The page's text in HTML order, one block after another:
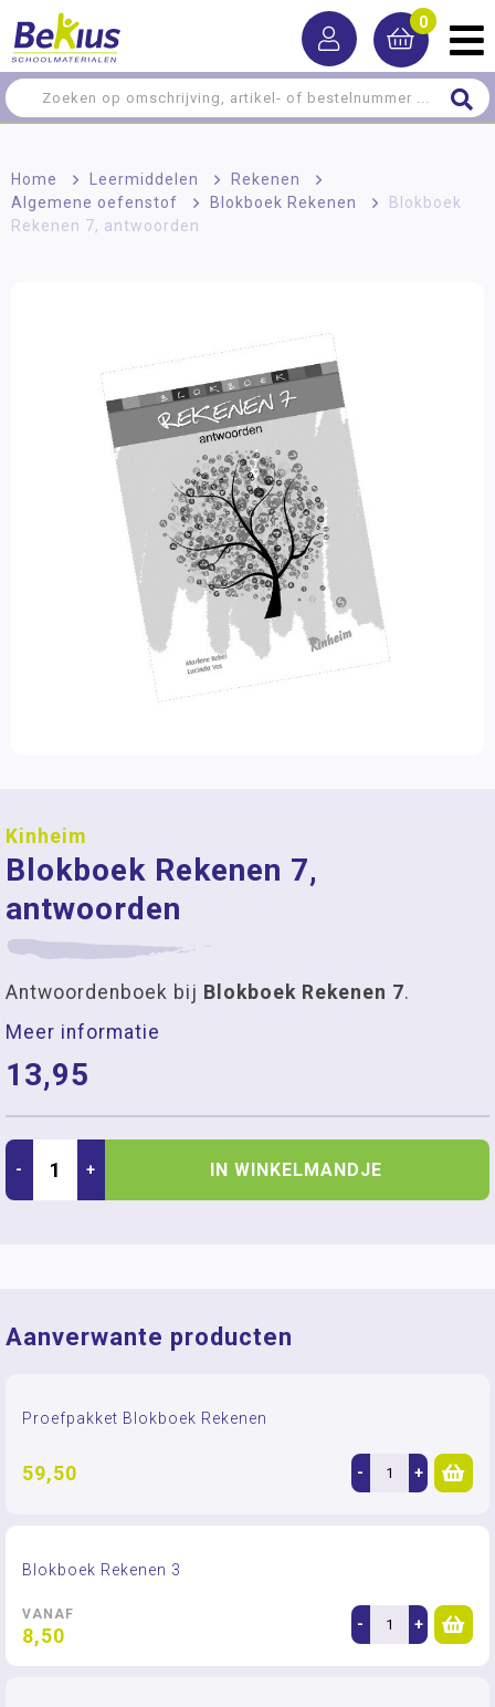
0
Home > Leermiddelen > Rekenen
>
Algemene oefenstof
> Blokboek Rekenen >
Blokboek
Rekenen 7, antwoorden
Kinheim
Blokboek Rekenen 7,
antwoorden
Antwoordenboek bij Blokboek Rekenen 7.
Meer informatie
13,95
- + IN WINKELMANDJE
Aanverwante producten
Proefpakket Blokboek Rekenen
59,50 - +
Blokboek Rekenen 3
VANAF
8,50 - +